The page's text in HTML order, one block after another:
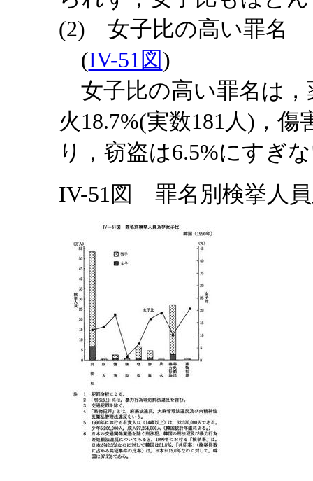
(2) 女子比の高い罪名
(IV-51図)
女子比の高い罪名は，
火18.7%(実数181人)，傷
り，窃盗は6.5%にすぎ
IV-51図 罪名別検挙人